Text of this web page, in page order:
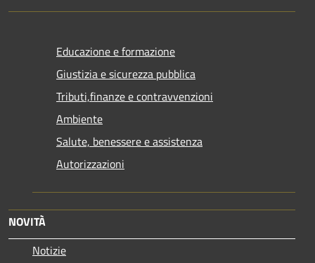
Educazione e formazione
Giustizia e sicurezza pubblica
Tributi,finanze e contravvenzioni
Ambiente
Salute, benessere e assistenza
Autorizzazioni
NOVITÀ
Notizie